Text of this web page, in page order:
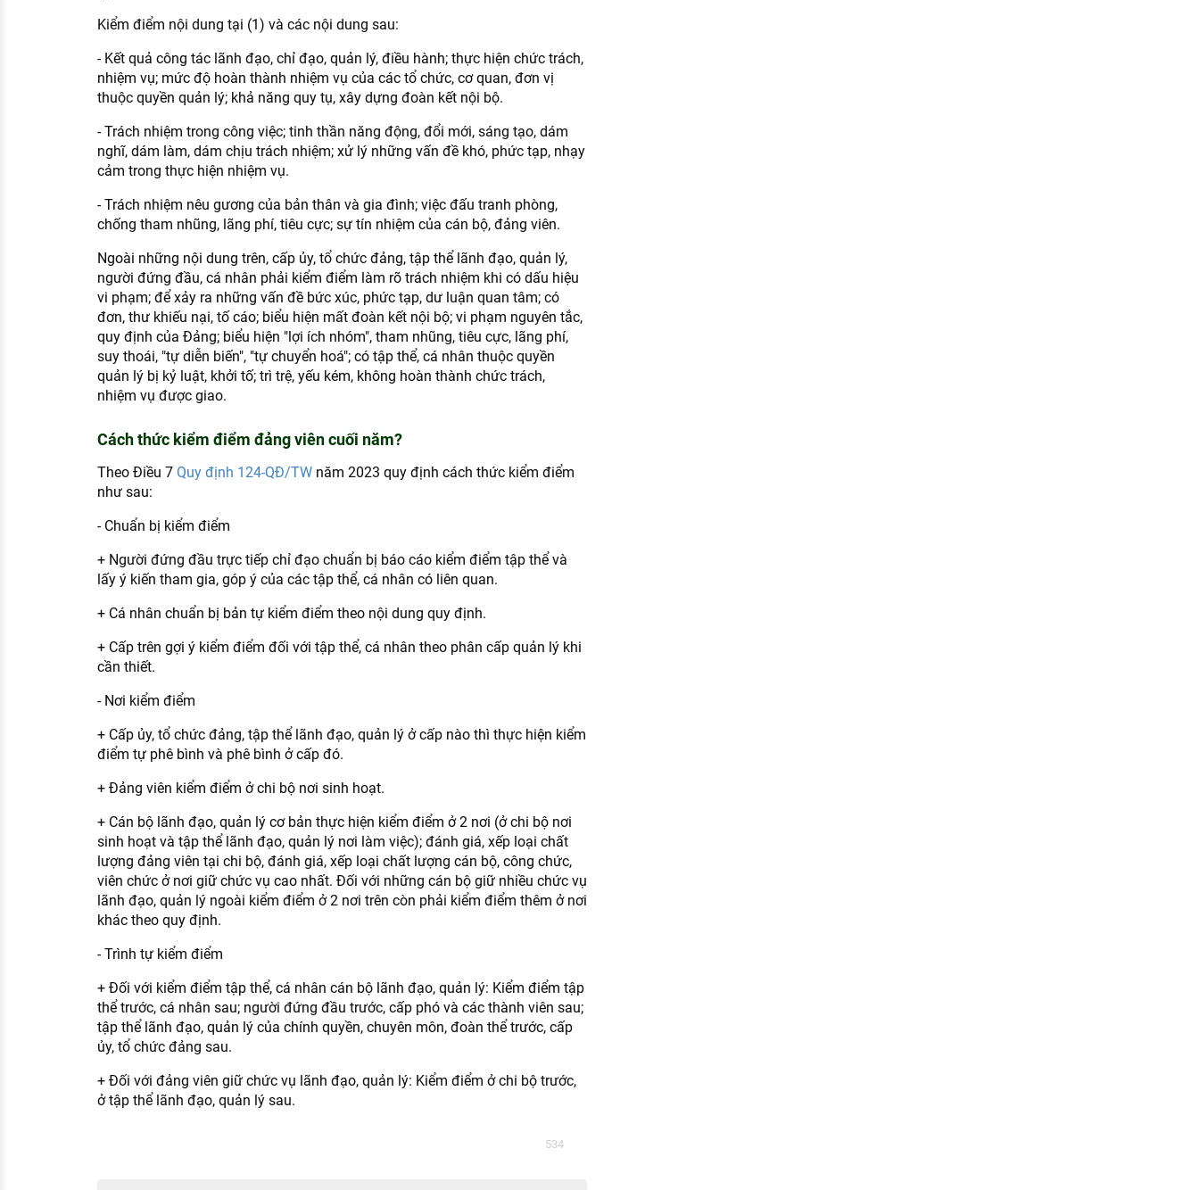
Kiểm điểm nội dung tại (1) và các nội dung sau:
- Kết quả công tác lãnh đạo, chỉ đạo, quản lý, điều hành; thực hiện chức trách,
nhiệm vụ; mức độ hoàn thành nhiệm vụ của các tổ chức, cơ quan, đơn vị
thuộc quyền quản lý; khả năng quy tụ, xây dựng đoàn kết nội bộ.
- Trách nhiệm trong công việc; tinh thần năng động, đổi mới, sáng tạo, dám
nghĩ, dám làm, dám chịu trách nhiệm; xử lý những vấn đề khó, phức tạp, nhạy
cảm trong thực hiện nhiệm vụ.
- Trách nhiệm nêu gương của bản thân và gia đình; việc đấu tranh phòng,
chống tham nhũng, lãng phí, tiêu cực; sự tín nhiệm của cán bộ, đảng viên.
Ngoài những nội dung trên, cấp ủy, tổ chức đảng, tập thể lãnh đạo, quản lý,
người đứng đầu, cá nhân phải kiểm điểm làm rõ trách nhiệm khi có dấu hiệu
vi phạm; để xảy ra những vấn đề bức xúc, phức tạp, dư luận quan tâm; có
đơn, thư khiếu nại, tố cáo; biểu hiện mất đoàn kết nội bộ; vi phạm nguyên tắc,
quy định của Đảng; biểu hiện "lợi ích nhóm", tham nhũng, tiêu cực, lãng phí,
suy thoái, "tự diễn biến", "tự chuyển hoá"; có tập thể, cá nhân thuộc quyền
quản lý bị kỷ luật, khởi tố; trì trệ, yếu kém, không hoàn thành chức trách,
nhiệm vụ được giao.
Cách thức kiểm điểm đảng viên cuối năm?
Theo Điều 7 Quy định 124-QĐ/TWnăm 2023 quy định cách thức kiểm điểm
như sau:
- Chuẩn bị kiểm điểm
+ Người đứng đầu trực tiếp chỉ đạo chuẩn bị báo cáo kiểm điểm tập thể và
lấy ý kiến tham gia, góp ý của các tập thể, cá nhân có liên quan.
+ Cá nhân chuẩn bị bản tự kiểm điểm theo nội dung quy định.
+ Cấp trên gợi ý kiểm điểm đối với tập thể, cá nhân theo phân cấp quản lý khi
cần thiết.
- Nơi kiểm điểm
+ Cấp ủy, tổ chức đảng, tập thể lãnh đạo, quản lý ở cấp nào thì thực hiện kiểm
điểm tự phê bình và phê bình ở cấp đó.
+ Đảng viên kiểm điểm ở chi bộ nơi sinh hoạt.
+ Cán bộ lãnh đạo, quản lý cơ bản thực hiện kiểm điểm ở 2 nơi (ở chi bộ nơi
sinh hoạt và tập thể lãnh đạo, quản lý nơi làm việc); đánh giá, xếp loại chất
lượng đảng viên tại chi bộ, đánh giá, xếp loại chất lượng cán bộ, công chức,
viên chức ở nơi giữ chức vụ cao nhất. Đối với những cán bộ giữ nhiều chức vụ
lãnh đạo, quản lý ngoài kiểm điểm ở 2 nơi trên còn phải kiểm điểm thêm ở nơi
khác theo quy định.
- Trình tự kiểm điểm
+ Đối với kiểm điểm tập thể, cá nhân cán bộ lãnh đạo, quản lý: Kiểm điểm tập
thể trước, cá nhân sau; người đứng đầu trước, cấp phó và các thành viên sau;
tập thể lãnh đạo, quản lý của chính quyền, chuyên môn, đoàn thể trước, cấp
ủy, tổ chức đảng sau.
+ Đối với đảng viên giữ chức vụ lãnh đạo, quản lý: Kiểm điểm ở chi bộ trước,
ở tập thể lãnh đạo, quản lý sau.
534